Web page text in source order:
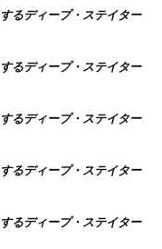
るディープ・ステイター
るディープ・ステイター
るディープ・ステイター
るディープ・ステイター
るディープ・ステイター